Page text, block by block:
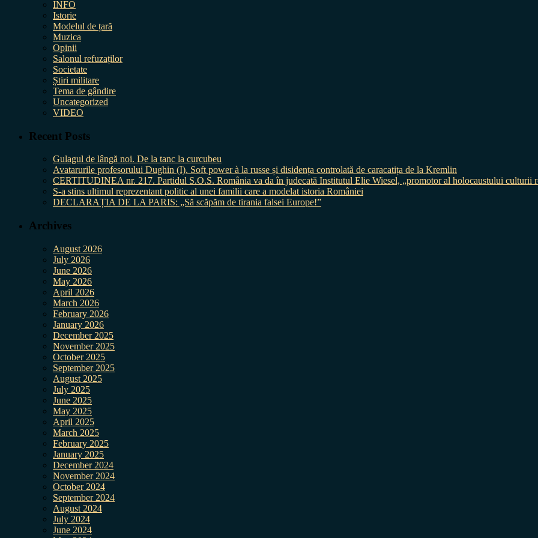
INFO
Istorie
Modelul de țară
Muzica
Opinii
Salonul refuzaților
Societate
Știri militare
Tema de gândire
Uncategorized
VIDEO
Recent Posts
Gulagul de lângă noi. De la tanc la curcubeu
Avatarurile profesorului Dughin (I). Soft power à la russe și disidența controlată de caracatița de la Kremlin
CERTITUDINEA nr. 217. Partidul S.O.S. România va da în judecată Institutul Elie Wiesel, „promotor al holocaustului culturii
S-a stins ultimul reprezentant politic al unei familii care a modelat istoria României
DECLARAȚIA DE LA PARIS: „Să scăpăm de tirania falsei Europe!”
Archives
August 2026
July 2026
June 2026
May 2026
April 2026
March 2026
February 2026
January 2026
December 2025
November 2025
October 2025
September 2025
August 2025
July 2025
June 2025
May 2025
April 2025
March 2025
February 2025
January 2025
December 2024
November 2024
October 2024
September 2024
August 2024
July 2024
June 2024